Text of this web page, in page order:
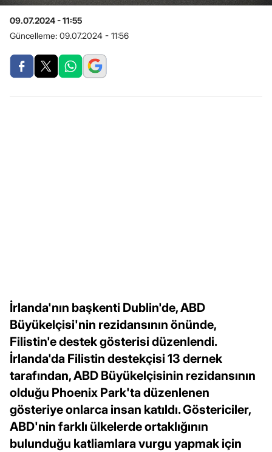
09.07.2024 - 11:55
Güncelleme: 09.07.2024 - 11:56
İrlanda'nın başkenti Dublin'de, ABD
Büyükelçisi'nin rezidansının önünde,
Filistin'e destek gösterisi düzenlendi.
İrlanda'da Filistin destekçisi 13 dernek
tarafından, ABD Büyükelçisinin rezidansının
olduğu Phoenix Park'ta düzenlenen
gösteriye onlarca insan katıldı. Göstericiler,
ABD'nin farklı ülkelerde ortaklığının
bulunduğu katliamlara vurgu yapmak için